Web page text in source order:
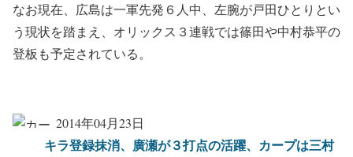
なお現在、広島は一軍先発６人中、左腕が戸田ひとりとい
う現状を踏まえ、オリックス３連戦では篠田や中村恭平の
登板も予定されている。
2014年04月23日
キラ登録抹消、廣瀬が３打点の活躍、カープは三村